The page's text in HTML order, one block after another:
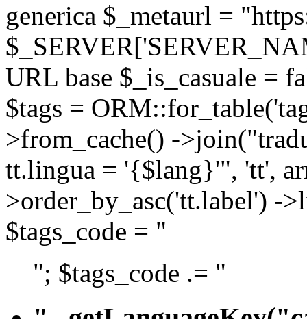
generica $_metaurl =
URL base $_is_casuale =
$tags =
>from_cache() -
tt.lingua = '{$lang}'", 'tt',
>order_by_asc('tt.label') -
$tags_code = "
"; $tags_code .= "